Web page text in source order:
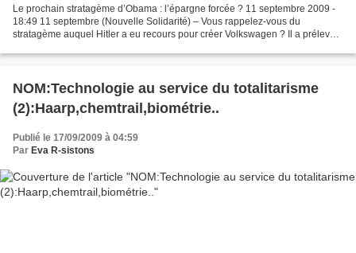
Le prochain stratagème d’Obama : l’épargne forcée ? 11 septembre 2009 -
18:49 11 septembre (Nouvelle Solidarité) – Vous rappelez-vous du
stratagème auquel Hitler a eu recours pour créer Volkswagen ? Il a prélevé
NOM:Technologie au service du totalitarisme
(2):Haarp,chemtrail,biométrie..
Publié le 17/09/2009 à 04:59
Par Eva R-sistons